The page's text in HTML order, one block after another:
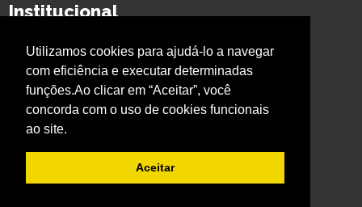
Utilizamos cookies para ajudá-lo a navegar
com eficiência e executar determinadas
funções.Ao clicar em “Aceitar”, você
concorda com o uso de cookies funcionais
ao site.
Aceitar
Institucional
Cursos BaresSP
Primeira páginaCurso BartenderCurso Barista
Curso Cerveja
BaresSP Eventos